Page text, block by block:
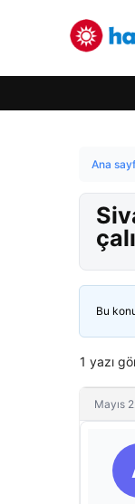
Ana
Bu
1 yazı
Mayıs